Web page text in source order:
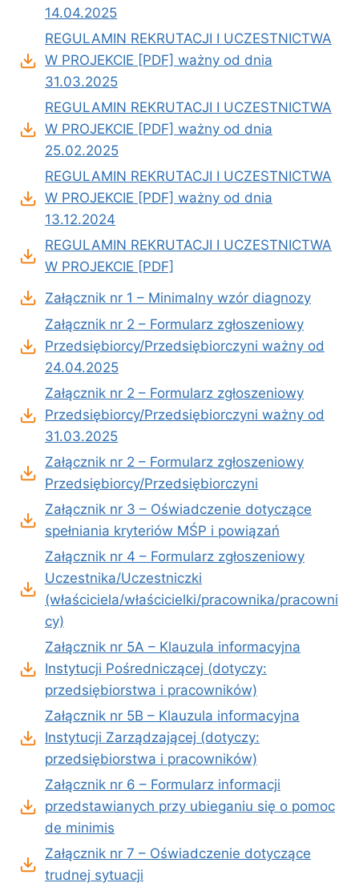
14.04.2025
REGULAMIN REKRUTACJI I UCZESTNICTWA
W PROJEKCIE [PDF] ważny od dnia
31.03.2025
REGULAMIN REKRUTACJI I UCZESTNICTWA
W PROJEKCIE [PDF] ważny od dnia
25.02.2025
REGULAMIN REKRUTACJI I UCZESTNICTWA
W PROJEKCIE [PDF] ważny od dnia
13.12.2024
REGULAMIN REKRUTACJI I UCZESTNICTWA
W PROJEKCIE [PDF]
Załącznik nr 1 – Minimalny wzór diagnozy
Załącznik nr 2 – Formularz zgłoszeniowy
Przedsiębiorcy/Przedsiębiorczyni ważny od
24.04.2025
Załącznik nr 2 – Formularz zgłoszeniowy
Przedsiębiorcy/Przedsiębiorczyni ważny od
31.03.2025
Załącznik nr 2 – Formularz zgłoszeniowy
Przedsiębiorcy/Przedsiębiorczyni
Załącznik nr 3 – Oświadczenie dotyczące
spełniania kryteriów MŚP i powiązań
Załącznik nr 4 – Formularz zgłoszeniowy
Uczestnika/Uczestniczki
(właściciela/właścicielki/pracownika/pracowni
cy)
Załącznik nr 5A – Klauzula informacyjna
Instytucji Pośredniczącej (dotyczy:
przedsiębiorstwa i pracowników)
Załącznik nr 5B – Klauzula informacyjna
Instytucji Zarządzającej (dotyczy:
przedsiębiorstwa i pracowników)
Załącznik nr 6 – Formularz informacji
przedstawianych przy ubieganiu się o pomoc
de minimis
Załącznik nr 7 – Oświadczenie dotyczące
trudnej sytuacji